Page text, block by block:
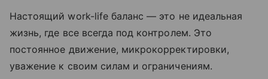
Настоящий work-life баланс — это не идеальная
жизнь, где все всегда под контролем. Это
постоянное движение, микрокорректировки,
уважение к своим силам и ограничениям.